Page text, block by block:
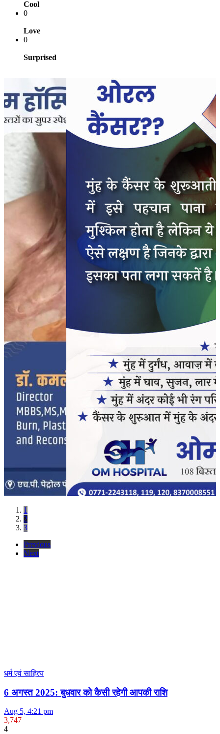
Cool
0
Love
0
Surprised
1
2
3
Previous
Next
धर्म एवं साहित्य
6 अगस्त 2025: बुधवार को कैसी रहेगी आपकी राशि
Aug 5, 4:21 pm
3,747
4